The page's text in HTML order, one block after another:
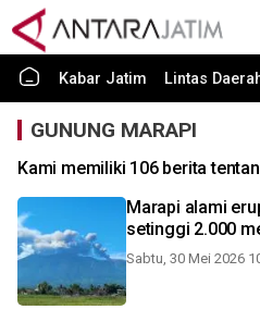
Kabar Jatim Lintas
GUNUNG MARAPI
Kami memiliki 106 berita
Marapi alami
setinggi 2.000
Sabtu, 30 Mei 2026